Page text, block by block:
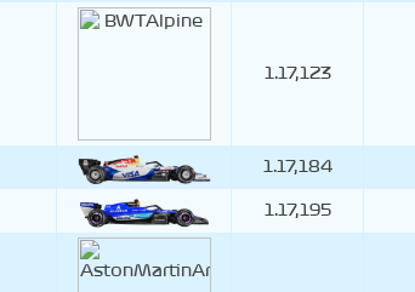
1.17,123
1.17,184
1.17,195